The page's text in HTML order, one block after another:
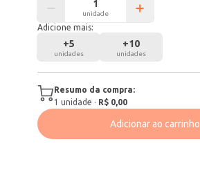
unidade
Adicione mais:
+5
unidades
+10
unidades
Resumo da compra:
1 unidade · R$ 0,00
Adicionar ao carrinho